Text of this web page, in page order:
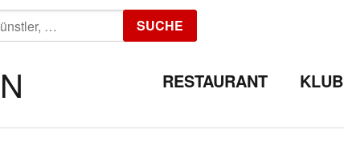
SUCHE
RESTAURANT KLUB